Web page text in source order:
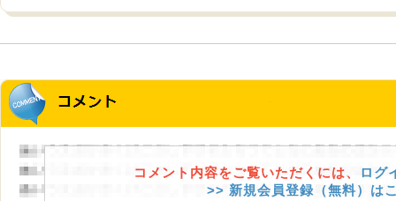
コメント内容をご覧いただくには、
ログ
>> 新規会員登録（無料）は